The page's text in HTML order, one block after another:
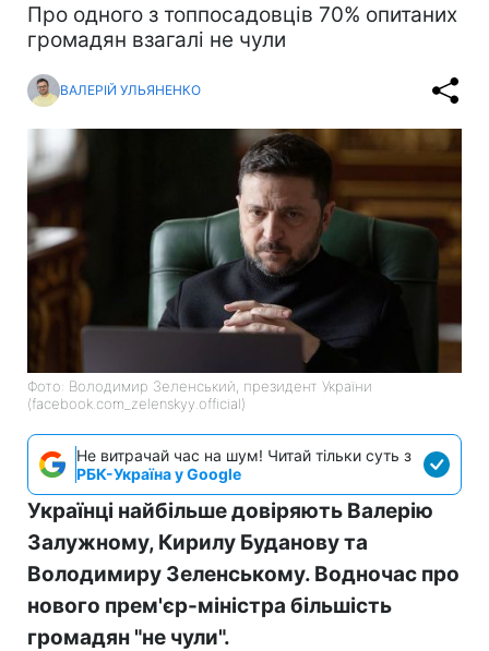
Про одного з топпосадовців 70% опитаних
громадян взагалі не чули
ВАЛЕРІЙ УЛЬЯНЕНКО
Фото: Володимир Зеленський, президент України
(facebook.com_zelenskyy.official)
Не витрачай час на шум! Читай тільки суть з
РБК-Україна у Google
Українці найбільше довіряють Валерію
Залужному, Кирилу Буданову та
Володимиру Зеленському. Водночас про
нового прем'єр-міністра більшість
громадян "не чули".